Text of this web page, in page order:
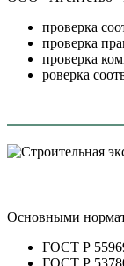
проверка
проверка
проверка
роверка
Основными
ГОСТ Р
ГОСТ Р